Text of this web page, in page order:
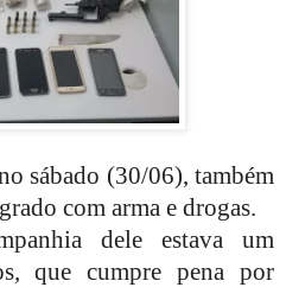
sábado (30/06), também
com arma e drogas.
dele estava um
que cumpre pena por